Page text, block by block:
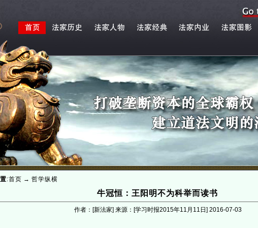
:首页 → 哲学纵横
牛冠恒：王阳明不为科举而读书
作者：[新法家] 来源：[学习时报2015年11月11日] 2016-07-03